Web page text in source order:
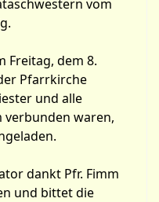
vom
Freitag, dem 8.
Pfarrkirche
und alle
verbunden waren,
dankt Pfr. Fimm
und bittet die